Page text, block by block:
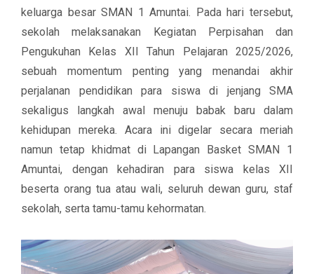
keluarga besar SMAN 1 Amuntai. Pada hari tersebut,
sekolah melaksanakan Kegiatan Perpisahan dan
Pengukuhan Kelas XII Tahun Pelajaran 2025/2026,
sebuah momentum penting yang menandai akhir
perjalanan pendidikan para siswa di jenjang SMA
sekaligus langkah awal menuju babak baru dalam
kehidupan mereka. Acara ini digelar secara meriah
namun tetap khidmat di Lapangan Basket SMAN 1
Amuntai, dengan kehadiran para siswa kelas XII
beserta orang tua atau wali, seluruh dewan guru, staf
sekolah, serta tamu-tamu kehormatan.